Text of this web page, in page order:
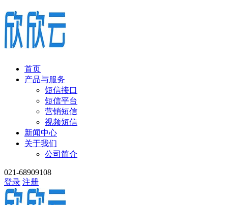
首页
产品与服务
短信接口
短信平台
营销短信
视频短信
新闻中心
关于我们
公司简介
021-68909108
登录 注册